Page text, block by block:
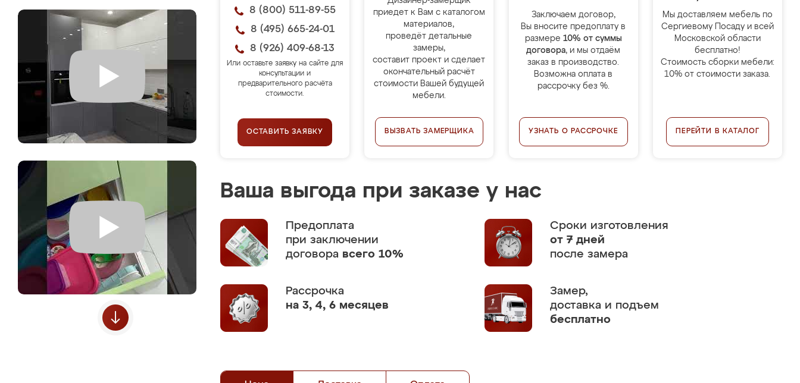
8 (800) 511-89-55
8 (495) 665-24-01
8 (926) 409-68-13
Или оставьте заявку на сайте для
консультации и
предварительного расчёта
стоимости.
ОСТАВИТЬ ЗАЯВКУ
приедет к Вам с каталогом
материалов,
проведёт детальные
замеры,
составит проект и сделает
окончательный расчёт
стоимости Вашей будущей
мебели.
ВЫЗВАТЬ ЗАМЕРЩИКА
Заключаем договор,
Вы вносите предоплату в
размере 10% от суммы
договора, и мы отдаём
заказ в производство.
Возможна оплата в
рассрочку без %.
УЗНАТЬ О РАССРОЧКЕ
Мы доставляем мебель по
Сергиевому Посаду и всей
Московской области
бесплатно!
Стоимость сборки мебели:
10% от стоимости заказа.
ПЕРЕЙТИ В КАТАЛОГ
Ваша выгода при заказе у нас
Предоплата
при заключении
договора всего 10%
Сроки изготовления
от 7 дней
после замера
Рассрочка
на 3, 4, 6 месяцев
Замер,
доставка и подъем
бесплатно